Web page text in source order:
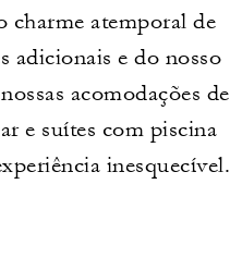
charme atemporal de
adicionais e do nosso
acomodações de
e suítes com piscina
inesquecível.